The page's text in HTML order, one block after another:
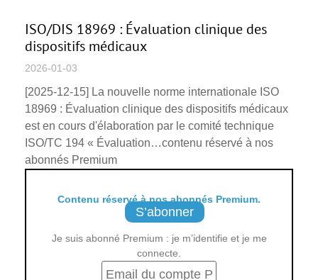
ISO/DIS 18969 : Évaluation clinique des
dispositifs médicaux
2026-01-03
[2025-12-15] La nouvelle norme internationale ISO
18969 : Évaluation clinique des dispositifs médicaux
est en cours d'élaboration par le comité technique
ISO/TC 194 « Évaluation…contenu réservé à nos
abonnés Premium
Contenu réservé à nos abonnés Premium.
S’abonner
Je suis abonné Premium : je m’identifie et je me
connecte.